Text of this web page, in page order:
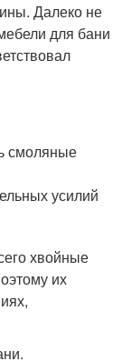
Далеко не
для бани
смоляные
усилий
хвойные
их